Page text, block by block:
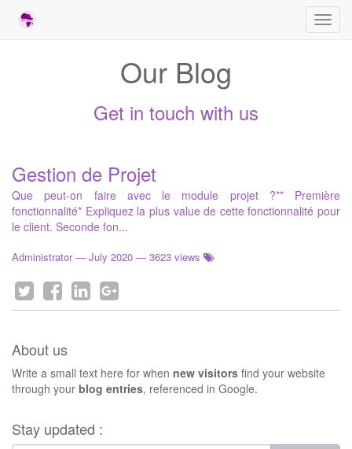
Our Blog
Get in touch with us
Gestion de Projet
Que peut-on faire avec le module projet ?** Première
fonctionnalité* Expliquez la plus value de cette fonctionnalité pour
le client. Seconde fon...
Administrator— July 2020 — 3623 views
About us
Write a small text here for when new visitors find your website
through your blog entries, referenced in Google.
Stay updated :